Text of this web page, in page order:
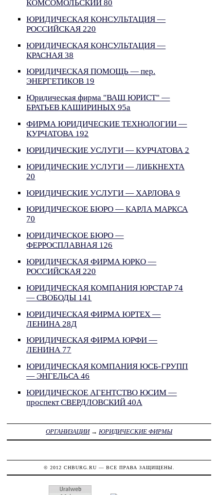
КОМСОМОЛЬСКИЙ 80
ЮРИДИЧЕСКАЯ КОНСУЛЬТАЦИЯ —
РОССИЙСКАЯ 220
ЮРИДИЧЕСКАЯ КОНСУЛЬТАЦИЯ —
КРАСНАЯ 38
ЮРИДИЧЕСКАЯ ПОМОЩЬ — пер.
ЭНЕРГЕТИКОВ 19
Юридическая фирма "ВАШ ЮРИСТ" —
БРАТЬЕВ КАШИРИНЫХ 95а
ФИРМА ЮРИДИЧЕСКИЕ ТЕХНОЛОГИИ —
КУРЧАТОВА 192
ЮРИДИЧЕСКИЕ УСЛУГИ — КУРЧАТОВА 2
ЮРИДИЧЕСКИЕ УСЛУГИ — ЛИБКНЕХТА
20
ЮРИДИЧЕСКИЕ УСЛУГИ — ХАРЛОВА 9
ЮРИДИЧЕСКОЕ БЮРО — КАРЛА МАРКСА
70
ЮРИДИЧЕСКОЕ БЮРО —
ФЕРРОСПЛАВНАЯ 126
ЮРИДИЧЕСКАЯ ФИРМА ЮРКО —
РОССИЙСКАЯ 220
ЮРИДИЧЕСКАЯ КОМПАНИЯ ЮРСТАР 74
— СВОБОДЫ 141
ЮРИДИЧЕСКАЯ ФИРМА ЮРТЕХ —
ЛЕНИНА 28Д
ЮРИДИЧЕСКАЯ ФИРМА ЮРФИ —
ЛЕНИНА 77
ЮРИДИЧЕСКАЯ КОМПАНИЯ ЮСБ-ГРУПП
— ЭНГЕЛЬСА 46
ЮРИДИЧЕСКОЕ АГЕНТСТВО ЮСИМ —
проспект СВЕРДЛОВСКИЙ 40А
ОРГАНИЗАЦИИ→ ЮРИДИЧЕСКИЕ ФИРМЫ
© 2012 CHBURG.RU — ВСЕ ПРАВА ЗАЩИЩЕНЫ.